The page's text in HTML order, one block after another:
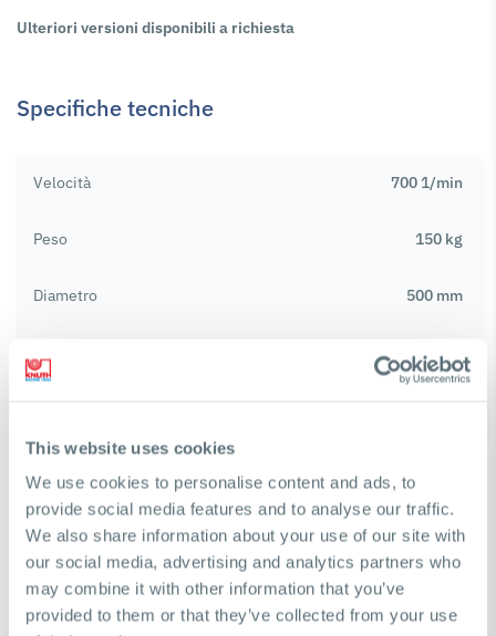
This website uses cookies
We use cookies to personalise content and ads, to
provide social media features and to analyse our traffic.
We also share information about your use of our site with
our social media, advertising and analytics partners who
may combine it with other information that you’ve
provided to them or that they’ve collected from your use
Ulteriori versioni disponibili a richiesta
Specifiche tecniche
Velocità 700 1/min
Peso 150 kg
Diametro 500 mm
Camlock D1-11